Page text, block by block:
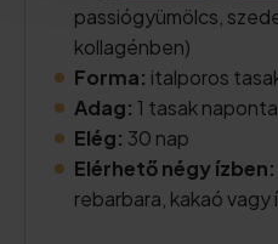
passiógyümölcs,
kollagénben)
Forma: italporos
Adag: 1 tasak naponta
Elég: 30 nap
Elérhető négy ízben:
rebarbara, kakaó vagy